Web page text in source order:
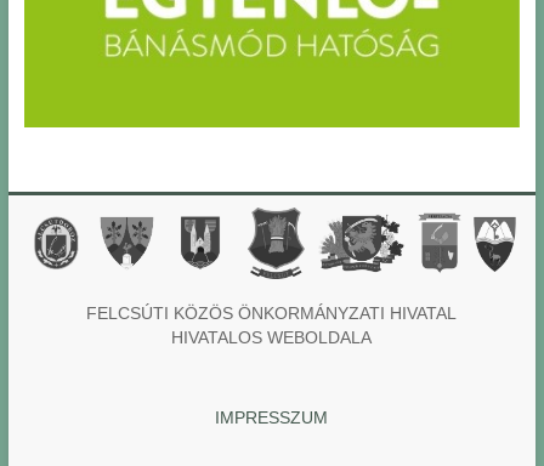
FELCSÚTI KÖZÖS ÖNKORMÁNYZATI HIVATAL
HIVATALOS WEBOLDALA
IMPRESSZUM